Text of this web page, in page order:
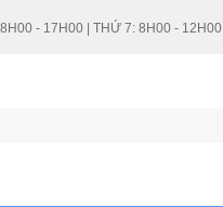
- 17H00 | THỨ 7: 8H00 - 12H00